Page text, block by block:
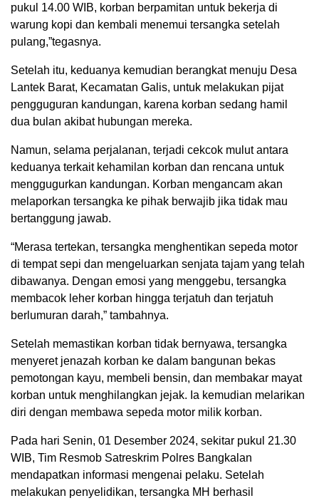
pukul 14.00 WIB, korban berpamitan untuk bekerja di
warung kopi dan kembali menemui tersangka setelah
pulang,”tegasnya.
Setelah itu, keduanya kemudian berangkat menuju Desa
Lantek Barat, Kecamatan Galis, untuk melakukan pijat
pengguguran kandungan, karena korban sedang hamil
dua bulan akibat hubungan mereka.
Namun, selama perjalanan, terjadi cekcok mulut antara
keduanya terkait kehamilan korban dan rencana untuk
menggugurkan kandungan. Korban mengancam akan
melaporkan tersangka ke pihak berwajib jika tidak mau
bertanggung jawab.
“Merasa tertekan, tersangka menghentikan sepeda motor
di tempat sepi dan mengeluarkan senjata tajam yang telah
dibawanya. Dengan emosi yang menggebu, tersangka
membacok leher korban hingga terjatuh dan terjatuh
berlumuran darah,” tambahnya.
Setelah memastikan korban tidak bernyawa, tersangka
menyeret jenazah korban ke dalam bangunan bekas
pemotongan kayu, membeli bensin, dan membakar mayat
korban untuk menghilangkan jejak. Ia kemudian melarikan
diri dengan membawa sepeda motor milik korban.
Pada hari Senin, 01 Desember 2024, sekitar pukul 21.30
WIB, Tim Resmob Satreskrim Polres Bangkalan
mendapatkan informasi mengenai pelaku. Setelah
melakukan penyelidikan, tersangka MH berhasil